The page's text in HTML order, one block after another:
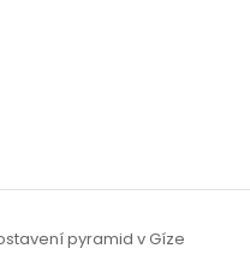
pyramid v Gíze